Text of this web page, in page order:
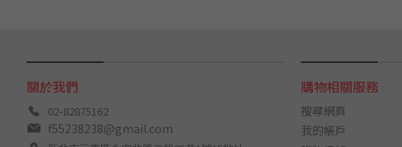
關於我們
02-82875162
f55238238@gmail.com
購物相關服務
搜尋網頁
我的帳戶